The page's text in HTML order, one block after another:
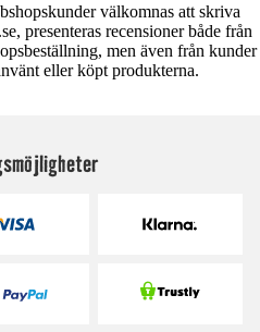
välkomnas att skriva
presenteras recensioner både från
men även från kunder
eller köpt produkterna.